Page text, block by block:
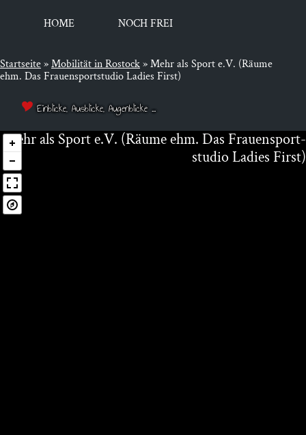
HOME NOCH FREI
Startseite»Mobi­li­tät in Rostock»Mehr als Sport e.V. (Räume
ehm. Das Frauensportstudio Ladies First)
Einblicke, Ausblicke, Augenblicke ...
Mehr als Sport e.V. (Räu­me ehm. Das Frau­en­sport­
stu­dio Ladies First)